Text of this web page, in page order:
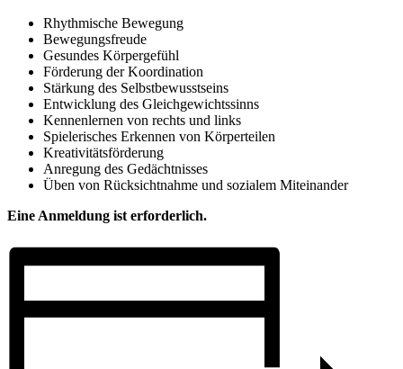
Rhythmische Bewegung
Bewegungsfreude
Gesundes Körpergefühl
Förderung der Koordination
Stärkung des Selbstbewusstseins
Entwicklung des Gleichgewichtssinns
Kennenlernen von rechts und links
Spielerisches Erkennen von Körperteilen
Kreativitätsförderung
Anregung des Gedächtnisses
Üben von Rücksichtnahme und sozialem Miteinander
Eine Anmeldung ist erforderlich.